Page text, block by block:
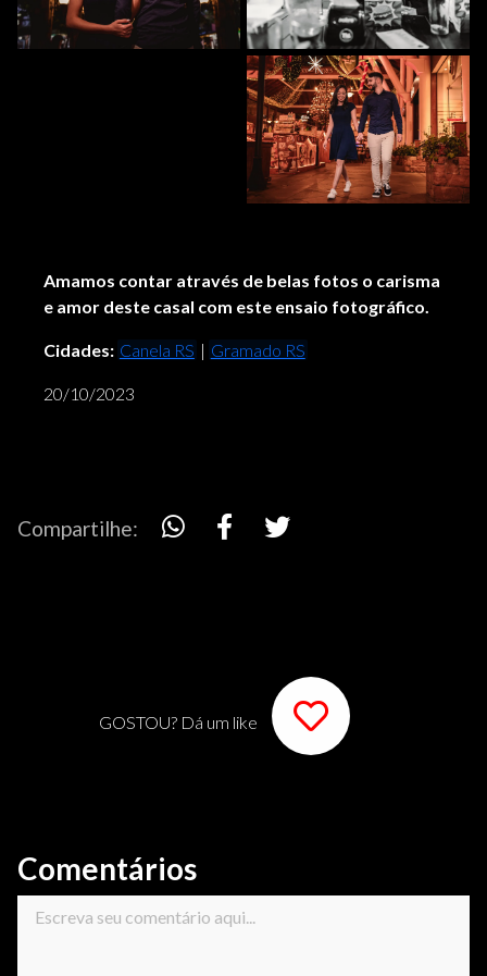
Amamos contar através de belas fotos o carisma
e amor deste casal com este ensaio fotográfico.
Cidades: Canela RS | Gramado RS
20/10/2023
Compartilhe:
GOSTOU? Dá um like
Comentários